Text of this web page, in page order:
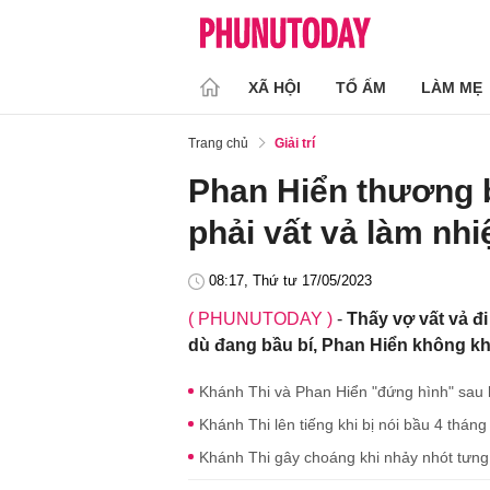
XÃ HỘI TỔ ẤM LÀM MẸ
Trang chủ Giải trí
Phan Hiển thương
phải vất vả làm
08:17, Thứ tư 17/05/2023
( PHUNUTODAY ) - Thấy vợ vất vả
dù đang bầu bí, Phan Hiển không
Khánh Thi và Phan Hiển "đứng hình"
Khánh Thi lên tiếng khi bị nói bầu 4
Khánh Thi gây choáng khi nhảy nhót